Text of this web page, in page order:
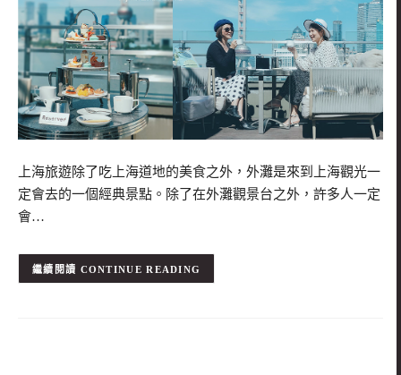
上海旅遊除了吃上海道地的美食之外，外灘是來到上海觀光一
定會去的一個經典景點。除了在外灘觀景台之外，許多人一定
會…
CONTINUE READING